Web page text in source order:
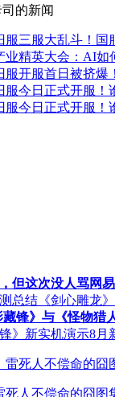
的新闻
服三服大乱斗！
业精英大会：AI如
服开服首日被挤
服今日正式开服！
服今日正式开服！
但这次没人骂网易
总结 《剑心雕龙
锋》与《怪物猎
》新实机演示8月
人不偿命的囧图